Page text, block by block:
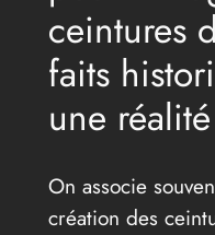
ceintures
faits
une
On associe
création des